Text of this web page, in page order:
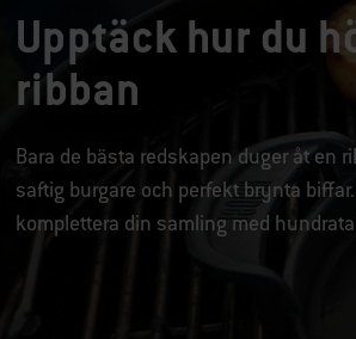
Upptäck hur du
ribban
Bara de bästa redskapen duger åt en
saftig burgare och perfekt brynta
komplettera din samling med